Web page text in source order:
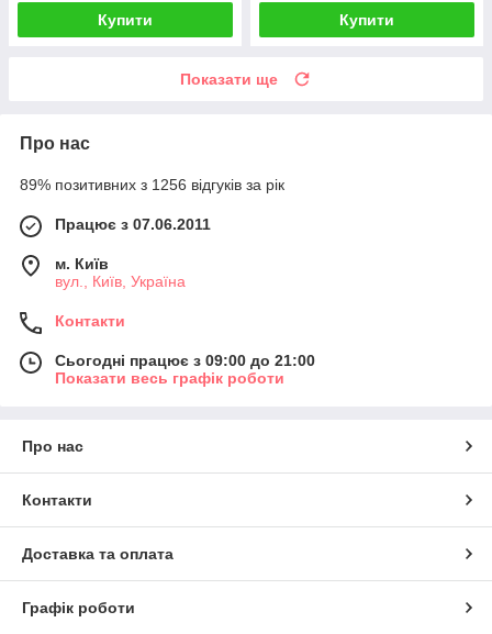
Купити Купити
Показати ще
Про нас
89% позитивних з 1256 відгуків за рік
Працює з 07.06.2011
м. Київ
вул., Київ, Україна
Контакти
Сьогодні працює з 09:00 до 21:00
Показати весь графік роботи
Про нас
Контакти
Доставка та оплата
Графік роботи